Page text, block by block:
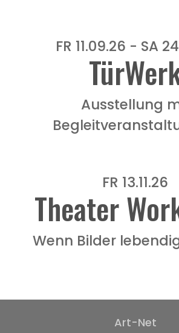
FR 11.09.26 - SA
Ausstellung
FR 13.11.26
Theater
Wenn Bilder
Art-Net